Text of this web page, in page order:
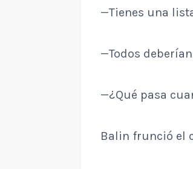
—Tienes una
—Todos
—¿Qué pasa
Balin frunció el